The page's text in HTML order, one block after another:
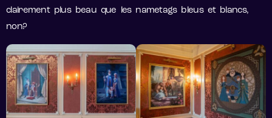
clairement plus beau que les nametags bleus et blancs,
non?